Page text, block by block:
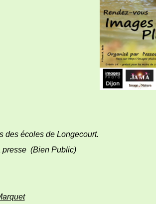
des écoles de Longecourt.
presse (Bien Public)